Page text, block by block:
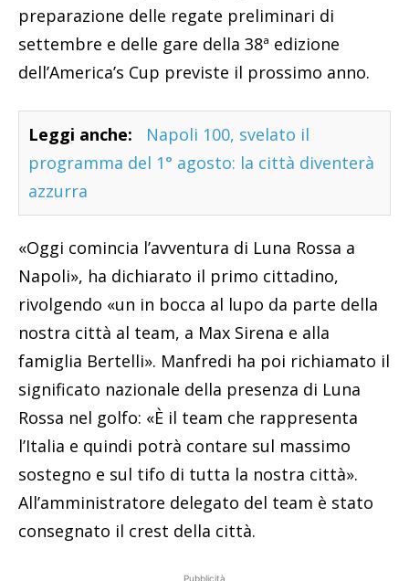
preparazione delle regate preliminari di
settembre e delle gare della 38ª edizione
dell’America’s Cup previste il prossimo anno.
Leggi anche:
Napoli 100, svelato il
programma del 1° agosto: la città diventerà
azzurra
«Oggi comincia l’avventura di Luna Rossa a
Napoli», ha dichiarato il primo cittadino,
rivolgendo «un in bocca al lupo da parte della
nostra città al team, a Max Sirena e alla
famiglia Bertelli». Manfredi ha poi richiamato il
significato nazionale della presenza di Luna
Rossa nel golfo: «È il team che rappresenta
l’Italia e quindi potrà contare sul massimo
sostegno e sul tifo di tutta la nostra città».
All’amministratore delegato del team è stato
consegnato il crest della città.
Pubblicità